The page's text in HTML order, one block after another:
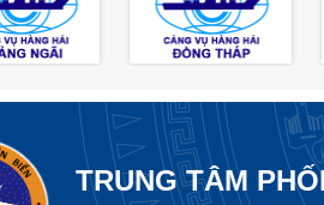
TRUNG TÂM